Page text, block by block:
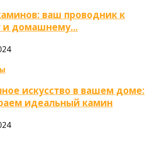
ваш проводник к
и домашнему…
искусство в вашем доме:
идеальный камин